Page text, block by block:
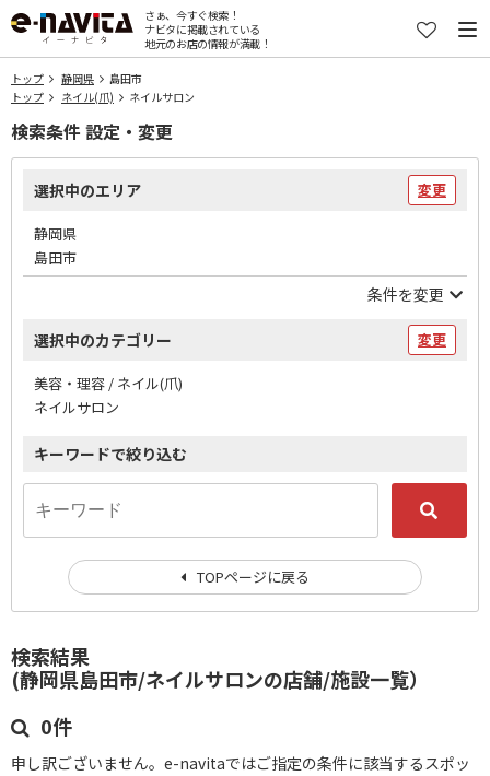
さぁ、今すぐ検索！
ナビタに掲載されている
地元のお店の情報が満載！
トップ 静岡県
島田市
トップ
ネイル(爪) ネイルサロン
検索結果
(静岡県島田市/ネイルサロンの店舗/施設一覧）
0件
申し訳ございません。e-navitaではご指定の条件に該当するスポッ
検索条件 設定・変更
選択中のエリア 変更
静岡県
島田市
条件を変更
選択中のカテゴリー 変更
美容・理容 / ネイル(爪)
ネイルサロン
キーワードで絞り込む
TOPページに戻る